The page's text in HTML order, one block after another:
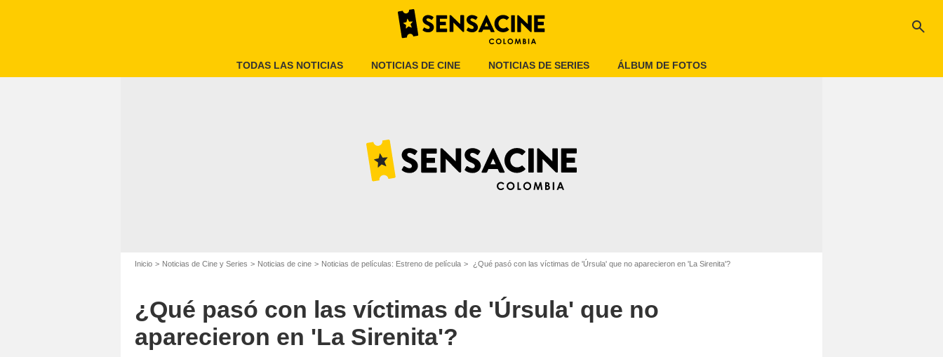
search
TODAS LAS NOTICIAS NOTICIAS DE CINE NOTICIAS DE SERIES ÁLBUM DE FOTOS
Inicio Noticias de Cine y Series Noticias de cine Noticias de películas: Estreno de película ¿Qué pasó con las víctimas de 'Úrsula' que no aparecieron en 'La Sirenita'?
¿Qué pasó con las víctimas de 'Úrsula' que no
aparecieron en 'La Sirenita'?